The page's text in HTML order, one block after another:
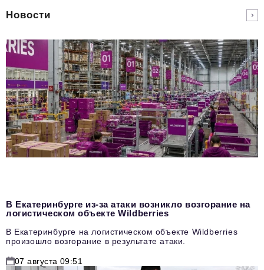
Новости
В Екатеринбурге из-за атаки возникло возгорание на
логистическом объекте Wildberries
В Екатеринбурге на логистическом объекте Wildberries
произошло возгорание в результате атаки.
07 августа 09:51